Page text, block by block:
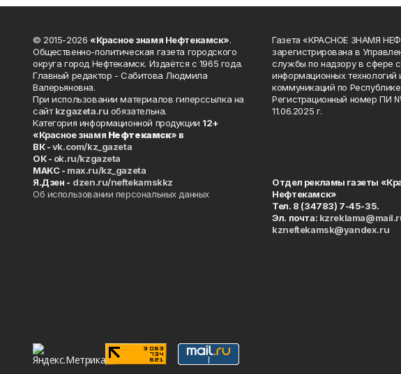
© 2015-2026 «Красное знамя Нефтекамск».
Общественно-политическая газета городского
округа город Нефтекамск. Издаётся с 1965 года.
Главный редактор - Сабитова Людмила
Валерьяновна.
При использовании материалов гиперссылка на
сайтkzgazeta.ru обязательна.
Категория информационной продукции 12+
«Красное знамя Нефтекамск» в
ВК -vk.com/kz_gazeta
ОК - ok.ru/kzgazeta
MAKC - max.ru/kz_gazeta
Я.Дзен - dzen.ru/neftekamskkz
Об использовании персональных данных
Газета «КРАСНОЕ ЗНАМЯ
зарегистрирована в
службы по надзору в сфере
информационных
коммуникаций по
Регистрационный номер ПИ
11.06.2025 г.
Отдел рекламы газеты
Нефтекамск»
Тел. 8 (34783) 7-45-35.
Эл. почта:
kzneftekamsk@yandex.ru